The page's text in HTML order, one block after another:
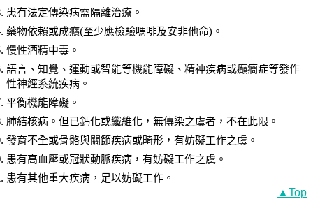
患有法定傳染病需隔離治療。
藥物依賴或成癮(至少應檢驗嗎啡及安非他命)。
慢性酒精中毒。
語言、知覺、運動或智能等機能障礙、精神疾病或癲癇症等發作
性神經系統疾病。
平衡機能障礙。
肺結核病。但已鈣化或纖維化，無傳染之虞者，不在此限。
發育不全或骨骼與關節疾病或畸形，有妨礙工作之虞。
患有高血壓或冠狀動脈疾病，有妨礙工作之虞。
患有其他重大疾病，足以妨礙工作。
▲Top